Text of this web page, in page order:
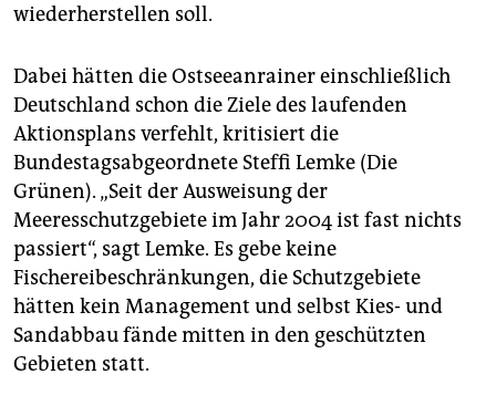
wiederherstellen soll.
Dabei hätten die Ostseeanrainer einschließlich
Deutschland schon die Ziele des laufenden
Aktionsplans verfehlt, kritisiert die
Bundestagsabgeordnete Steffi Lemke (Die
Grünen). „Seit der Ausweisung der
Meeresschutzgebiete im Jahr 2004 ist fast nichts
passiert“, sagt Lemke. Es gebe keine
Fischereibeschränkungen, die Schutzgebiete
hätten kein Management und selbst Kies- und
Sandabbau fände mitten in den geschützten
Gebieten statt.